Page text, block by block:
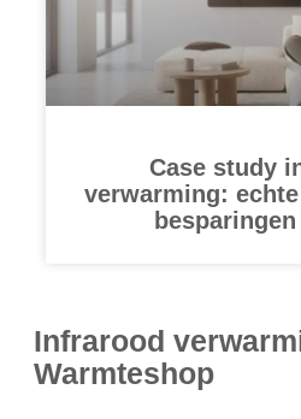
Case study
verwarming:
Infrarood
Warmteshop